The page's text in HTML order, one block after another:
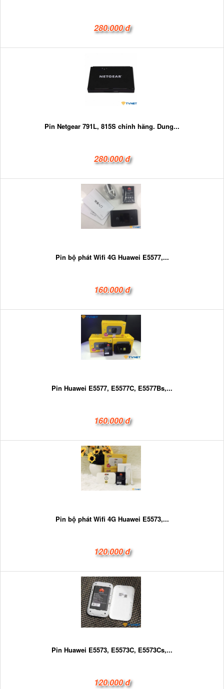
280.000 đ
Pin Netgear 791L, 815S chính hãng. Dung...
280.000 đ
Pin bộ phát Wifi 4G Huawei E5577,...
160.000 đ
Pin Huawei E5577, E5577C, E5577Bs,...
160.000 đ
Pin bộ phát Wifi 4G Huawei E5573,...
120.000 đ
Pin Huawei E5573, E5573C, E5573Cs,...
120.000 đ